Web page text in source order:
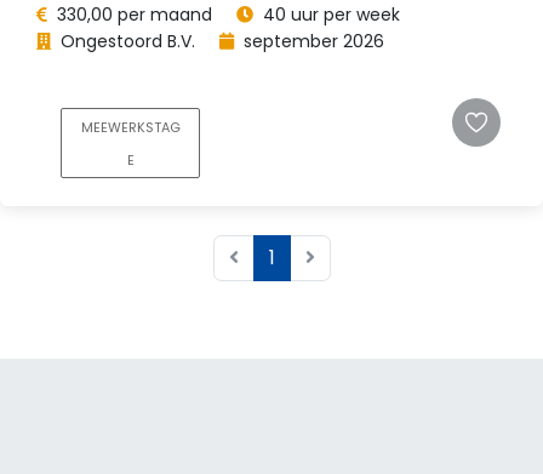
330,00 per maand
40 uur per week
Ongestoord B.V.
september 2026
MEEWERKSTAG
E
1